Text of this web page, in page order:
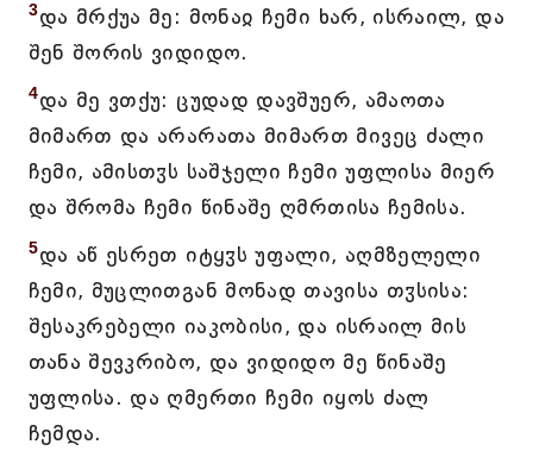
3და მრქუა მე: მონაჲ ჩემი ხარ, ისრაილ, და
შენ შორის ვიდიდო.
4და მე ვთქუ: ცუდად დავშუერ, ამაოთა
მიმართ და არარათა მიმართ მივეც ძალი
ჩემი, ამისთჳს საშჯელი ჩემი უფლისა მიერ
და შრომა ჩემი წინაშე ღმრთისა ჩემისა.
5და აწ ესრეთ იტყჳს უფალი, აღმზელელი
ჩემი, მუცლითგან მონად თავისა თჳსისა:
შესაკრებელი იაკობისი, და ისრაილ მის
თანა შევკრიბო, და ვიდიდო მე წინაშე
უფლისა. და ღმერთი ჩემი იყოს ძალ
ჩემდა.